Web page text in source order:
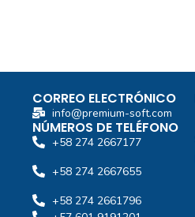
CORREO ELECTRÓNICO
info@premium-soft.com
NÚMEROS DE TELÉFONO
+58 274 2667177
+58 274 2667655
+58 274 2661796